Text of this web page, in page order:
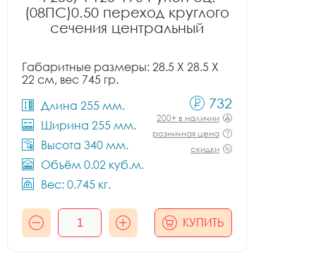
(08ПС)0.50 переход круглого
сечения центральный
Габаритные размеры: 28.5 X 28.5 X
22 см, вес 745 гр.
Длина 255 мм.
Ширина 255 мм.
Высота 340 мм.
Объём 0.02 куб.м.
Вес: 0.745 кг.
732
200+ в наличии
розничная цена
скидки
КУПИТЬ